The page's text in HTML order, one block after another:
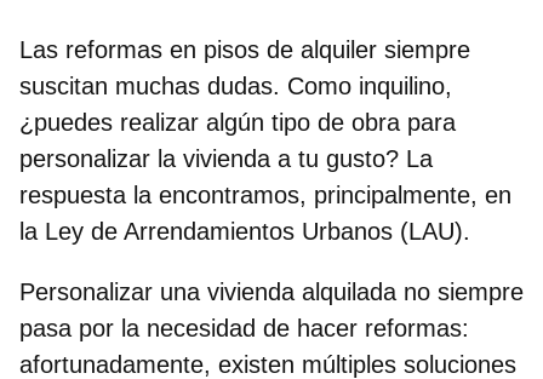
Las reformas en pisos de alquiler siempre
suscitan muchas dudas. Como inquilino,
¿puedes realizar algún tipo de obra para
personalizar la vivienda a tu gusto? La
respuesta la encontramos, principalmente, en
la Ley de Arrendamientos Urbanos (LAU).
Personalizar una vivienda alquilada no siempre
pasa por la necesidad de hacer reformas:
afortunadamente, existen múltiples soluciones